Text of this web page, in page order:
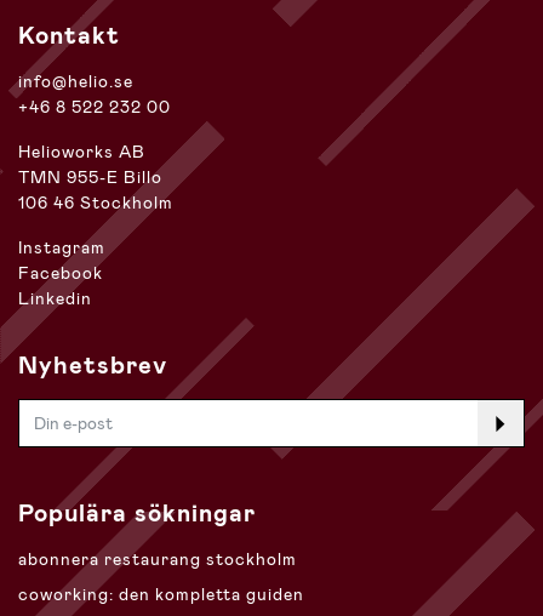
Kontakt
info@helio.se
+46 8 522 232 00
Helioworks AB
TMN 955-E Billo
106 46 Stockholm
Instagram
Facebook
Linkedin
Nyhetsbrev
Populära sökningar
abonnera restaurang stockholm
coworking: den kompletta guiden